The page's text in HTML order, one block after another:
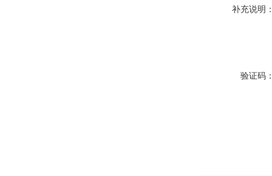
补充说明
验证码